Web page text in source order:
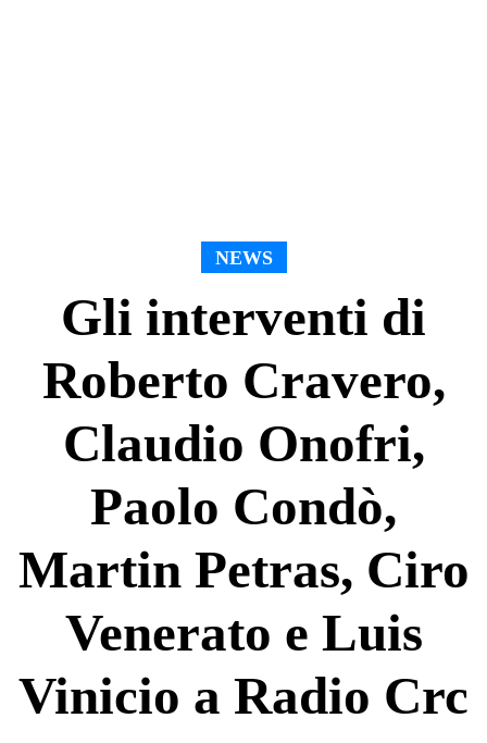
NEWS
Gli interventi di
Roberto Cravero,
Claudio Onofri,
Paolo Condò,
Martin Petras, Ciro
Venerato e Luis
Vinicio a Radio Crc